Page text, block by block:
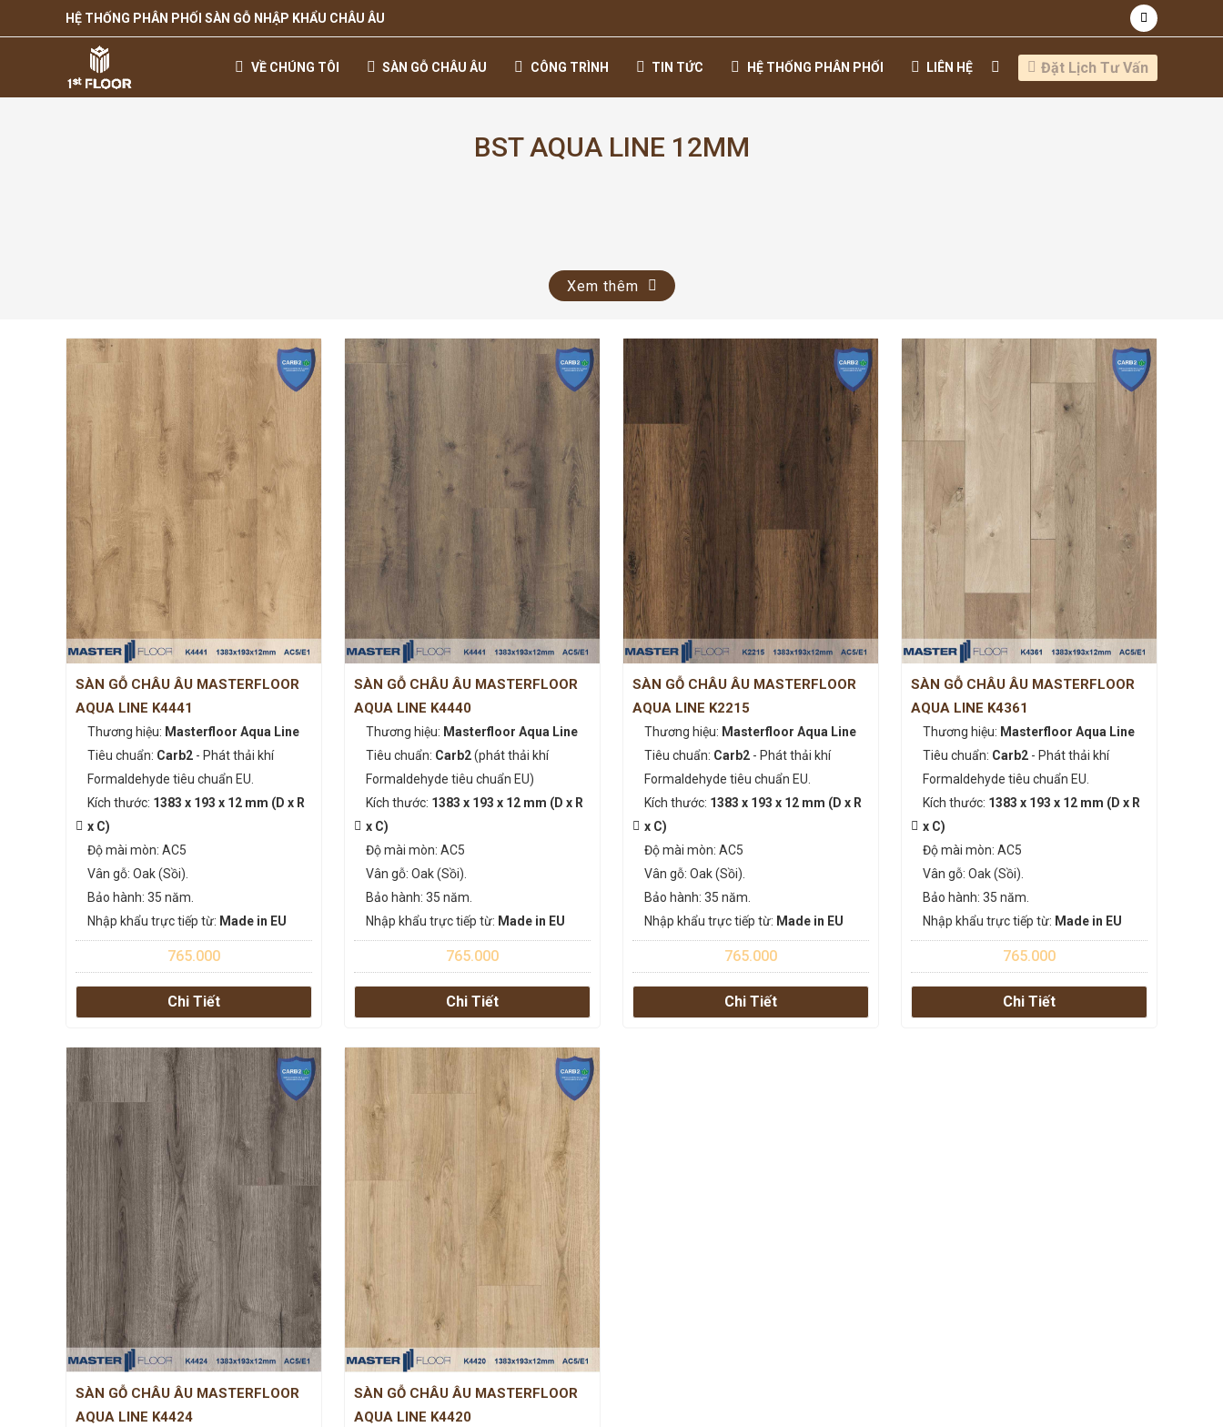
HỆ THỐNG PHÂN PHỐI SÀN GỖ NHẬP KHẨU CHÂU ÂU
VỀ CHÚNG TÔI SÀN GỖ CHÂU ÂU CÔNG TRÌNH TIN TỨC HỆ THỐNG PHÂN PHỐI LIÊN HỆ Đặt Lịch Tư Vấn
BST AQUA LINE 12MM
Xem thêm
SÀN GỖ CHÂU ÂU MASTERFLOOR
AQUA LINE K4441
Thương hiệu: Masterfloor Aqua Line
Tiêu chuẩn: Carb2 - Phát thải khí
Formaldehyde tiêu chuẩn EU.
Kích thước: 1383 x 193 x 12 mm (D x R
x C)
Độ mài mòn: AC5
Vân gỗ: Oak (Sồi).
Bảo hành: 35 năm.
Nhập khẩu trực tiếp từ: Made in EU
765.000
Chi Tiết
SÀN GỖ CHÂU ÂU MASTERFLOOR
AQUA LINE K4440
Thương hiệu: Masterfloor Aqua Line
Tiêu chuẩn: Carb2(phát thải khí
Formaldehyde tiêu chuẩn EU)
Kích thước: 1383 x 193 x 12 mm (D x R
x C)
Độ mài mòn: AC5
Vân gỗ: Oak (Sồi).
Bảo hành: 35 năm.
Nhập khẩu trực tiếp từ: Made in EU
765.000
Chi Tiết
SÀN GỖ CHÂU ÂU MASTERFLOOR
AQUA LINE K2215
Thương hiệu: Masterfloor Aqua Line
Tiêu chuẩn: Carb2 - Phát thải khí
Formaldehyde tiêu chuẩn EU.
Kích thước: 1383 x 193 x 12 mm (D x R
x C)
Độ mài mòn: AC5
Vân gỗ: Oak (Sồi).
Bảo hành: 35 năm.
Nhập khẩu trực tiếp từ: Made in EU
765.000
Chi Tiết
SÀN GỖ CHÂU ÂU MASTERFLOOR
AQUA LINE K4361
Thương hiệu: Masterfloor Aqua Line
Tiêu chuẩn: Carb2 - Phát thải khí
Formaldehyde tiêu chuẩn EU.
Kích thước: 1383 x 193 x 12 mm (D x R
x C)
Độ mài mòn: AC5
Vân gỗ: Oak (Sồi).
Bảo hành: 35 năm.
Nhập khẩu trực tiếp từ: Made in EU
765.000
Chi Tiết
SÀN GỖ CHÂU ÂU MASTERFLOOR
AQUA LINE K4424
SÀN GỖ CHÂU ÂU MASTERFLOOR
AQUA LINE K4420